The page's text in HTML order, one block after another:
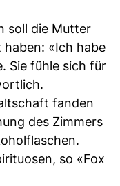
soll die Mutter
haben: «Ich habe
Sie fühle sich für
fanden
des Zimmers
so «Fox